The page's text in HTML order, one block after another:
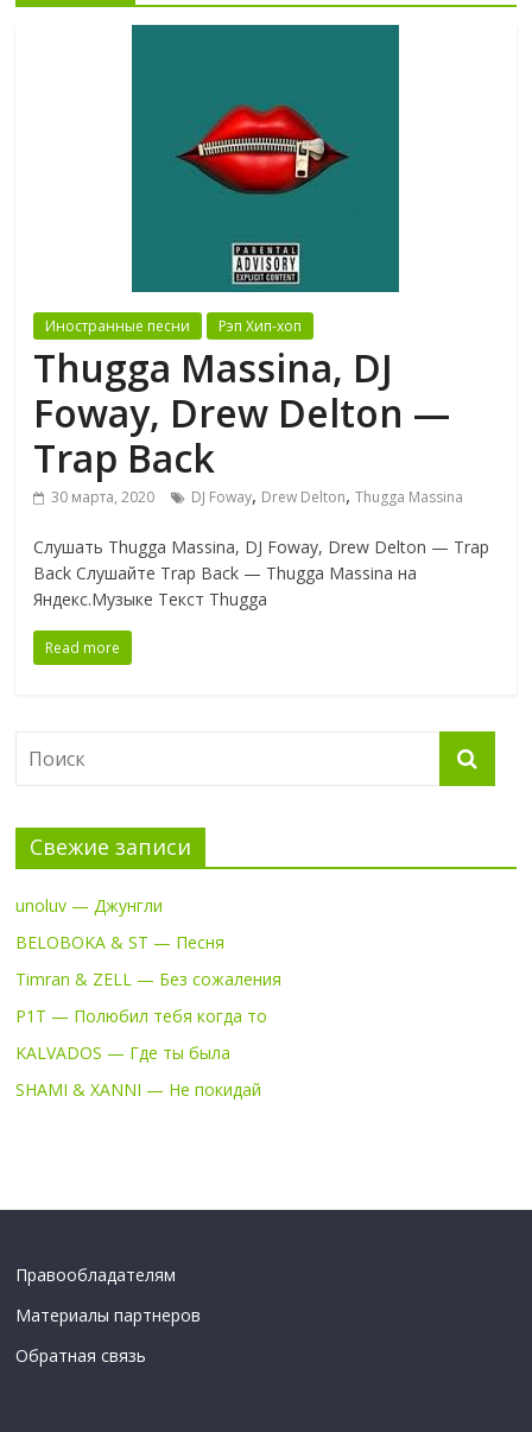
Иностранные песни Рэп Хип-хоп
Thugga Massina, DJ
Foway, Drew Delton —
Trap Back
30 марта, 2020 DJ Foway, Drew Delton,Thugga Massina
Слушать Thugga Massina, DJ Foway, Drew Delton — Trap
Back Слушайте Trap Back — Thugga Massina на
Яндекс.Музыке Текст Thugga
Read more
Свежие записи
unoluv — Джунгли
BELOBOKA & ST — Песня
Timran & ZELL — Без сожаления
P1T — Полюбил тебя когда то
KALVADOS — Где ты была
SHAMI & XANNI — Не покидай
Правообладателям
Материалы партнеров
Обратная связь